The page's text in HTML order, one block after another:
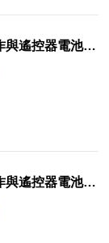
運轉開關操作與遙控器電池更換說明(CES9793BTG-AH)
運轉開關操作與遙控器電池更換說明(CES9788WT-AH)